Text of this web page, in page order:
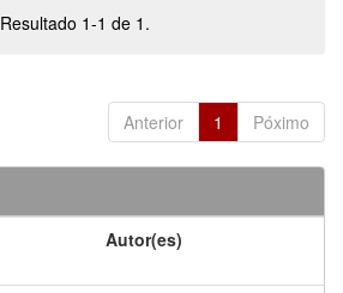
Resultado 1-1 de 1.
Anterior 1 Póximo
Autor(es)